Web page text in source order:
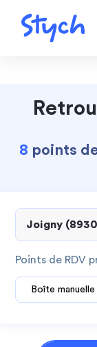
8 points
Points de RDV
Boîte manuelle